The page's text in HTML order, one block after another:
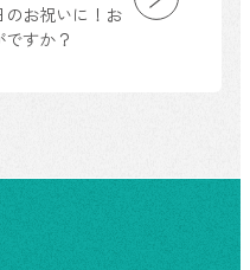
お祝いに！お
すか？